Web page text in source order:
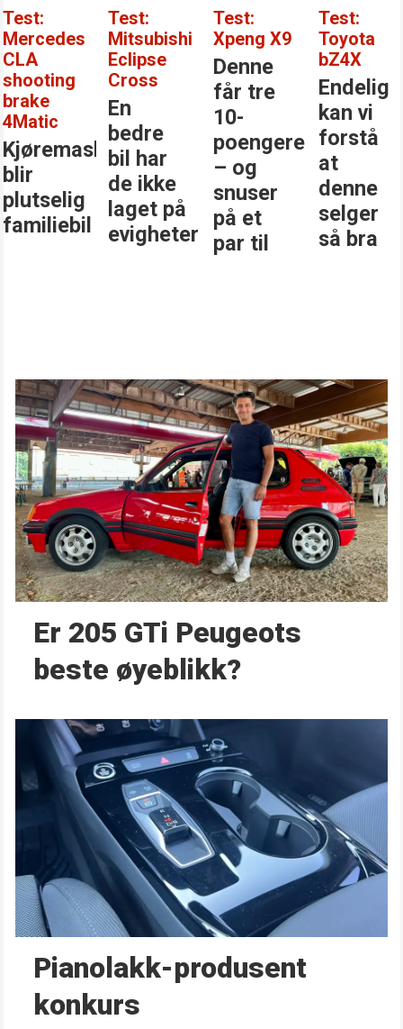
Test:
Mercedes
CLA
shooting
brake
4Matic
Kjøremaskinen
blir
plutselig
familiebil
Test:
Mitsubishi
Eclipse
Cross
En
bedre
bil har
de ikke
laget på
evigheter
Test:
Xpeng X9
Denne
får tre
10-
poengere
– og
snuser
på et
par til
Test:
Toyota
bZ4X
Endelig
kan vi
forstå
at
denne
selger
så bra
Er 205 GTi Peugeots
beste øyeblikk?
Pianolakk-produsent
konkurs